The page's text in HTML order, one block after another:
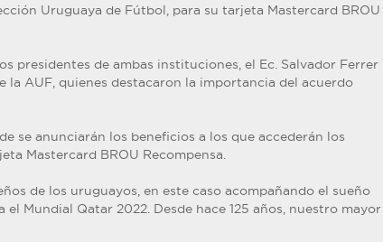
Uruguaya de Fútbol, para su tarjeta Mastercard BROU
presidentes de ambas instituciones, el Ec. Salvador Ferrer
la AUF, quienes destacaron la importancia del acuerdo
se anunciarán los beneficios a los que accederán los
Mastercard BROU Recompensa.
de los uruguayos, en este caso acompañando el sueño
Mundial Qatar 2022. Desde hace 125 años, nuestro mayor